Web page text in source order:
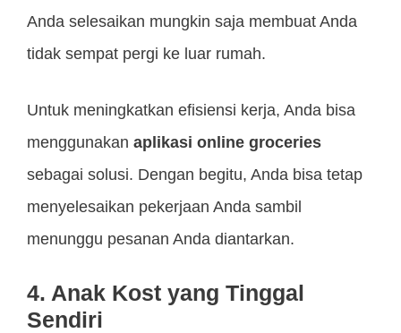
Anda selesaikan mungkin saja membuat Anda
tidak sempat pergi ke luar rumah.
Untuk meningkatkan efisiensi kerja, Anda bisa
menggunakan aplikasi online groceries
sebagai solusi. Dengan begitu, Anda bisa tetap
menyelesaikan pekerjaan Anda sambil
menunggu pesanan Anda diantarkan.
4. Anak Kost yang Tinggal
Sendiri